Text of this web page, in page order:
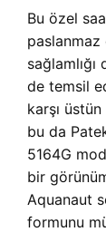
Bu özel
paslanmaz
de temsil
karşı
bu da
5164G
bir
Aquanaut
formunu